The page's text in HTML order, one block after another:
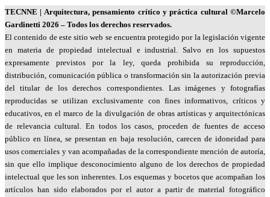
TECNNE | Arquitectura, pensamiento crítico y práctica cultural ©Marcelo
Gardinetti 2026 – Todos los derechos reservados.
El contenido de este sitio web se encuentra protegido por la legislación vigente
en materia de propiedad intelectual e industrial. Salvo en los supuestos
expresamente previstos por la ley, queda prohibida su reproducción,
distribución, comunicación pública o transformación sin la autorización previa
del titular de los derechos correspondientes. Las imágenes y fotografías
reproducidas se utilizan exclusivamente con fines informativos, críticos y
educativos, en el marco de la divulgación de obras artísticas y arquitectónicas
de relevancia cultural. En todos los casos, proceden de fuentes de acceso
público en línea, se presentan en baja resolución, carecen de idoneidad para
usos comerciales y van acompañadas de la correspondiente mención de autoría,
sin que ello implique desconocimiento alguno de los derechos de propiedad
intelectual que les son inherentes. Los esquemas y bocetos que acompañan los
artículos han sido elaborados por el autor a partir de material fotográfico